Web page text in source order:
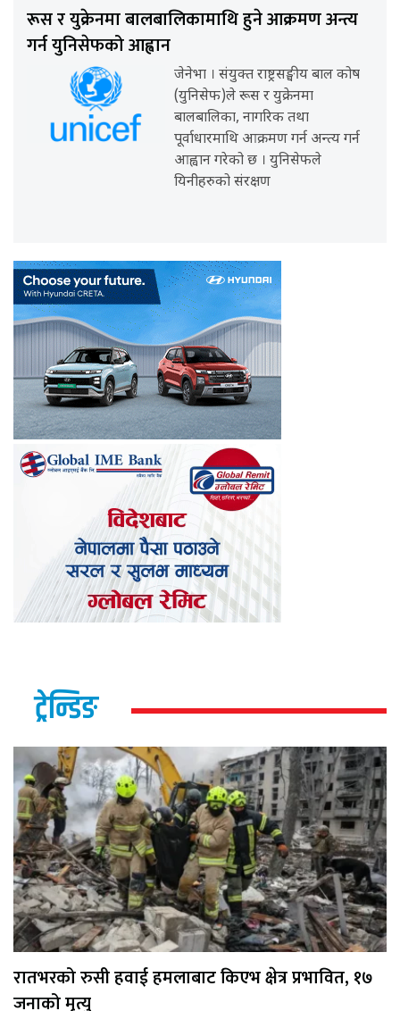
रूस र युक्रेनमा बालबालिकामाथि हुने आक्रमण अन्त्य
गर्न युनिसेफको आह्वान
जेनेभा । संयुक्त राष्ट्रसङ्घीय बाल कोष
(युनिसेफ)ले रूस र युक्रेनमा
बालबालिका, नागरिक तथा
पूर्वाधारमाथि आक्रमण गर्न अन्त्य गर्न
आह्वान गरेको छ । युनिसेफले
यिनीहरुको संरक्षण
ट्रेन्डिङ
रातभरको रुसी हवाई हमलाबाट किएभ क्षेत्र प्रभावित, १७
जनाको मृत्यु